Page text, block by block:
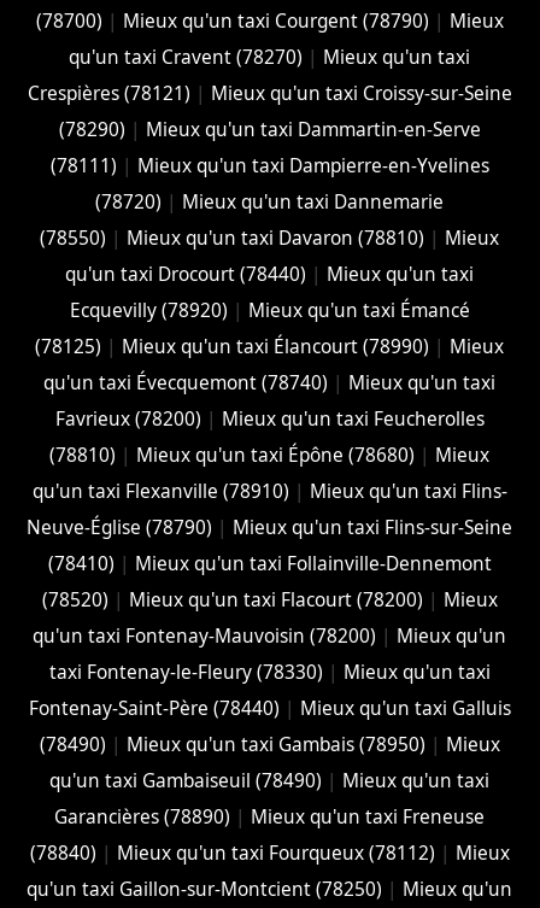
(78700) | Mieux qu'un taxi Courgent (78790) | Mieux
qu'un taxi Cravent (78270) | Mieux qu'un taxi
Crespières (78121) | Mieux qu'un taxi Croissy-sur-Seine
(78290) | Mieux qu'un taxi Dammartin-en-Serve
(78111) | Mieux qu'un taxi Dampierre-en-Yvelines
(78720) | Mieux qu'un taxi Dannemarie
(78550) | Mieux qu'un taxi Davaron (78810) | Mieux
qu'un taxi Drocourt (78440) | Mieux qu'un taxi
Ecquevilly (78920) | Mieux qu'un taxi Émancé
(78125) | Mieux qu'un taxi Élancourt (78990) | Mieux
qu'un taxi Évecquemont (78740) | Mieux qu'un taxi
Favrieux (78200) | Mieux qu'un taxi Feucherolles
(78810) | Mieux qu'un taxi Épône (78680) | Mieux
qu'un taxi Flexanville (78910) | Mieux qu'un taxi Flins-
Neuve-Église (78790) | Mieux qu'un taxi Flins-sur-Seine
(78410) | Mieux qu'un taxi Follainville-Dennemont
(78520) | Mieux qu'un taxi Flacourt (78200) | Mieux
qu'un taxi Fontenay-Mauvoisin (78200) | Mieux qu'un
taxi Fontenay-le-Fleury (78330) | Mieux qu'un taxi
Fontenay-Saint-Père (78440) | Mieux qu'un taxi Galluis
(78490) | Mieux qu'un taxi Gambais (78950) | Mieux
qu'un taxi Gambaiseuil (78490) | Mieux qu'un taxi
Garancières (78890) | Mieux qu'un taxi Freneuse
(78840) | Mieux qu'un taxi Fourqueux (78112) | Mieux
qu'un taxi Gaillon-sur-Montcient (78250) | Mieux qu'un